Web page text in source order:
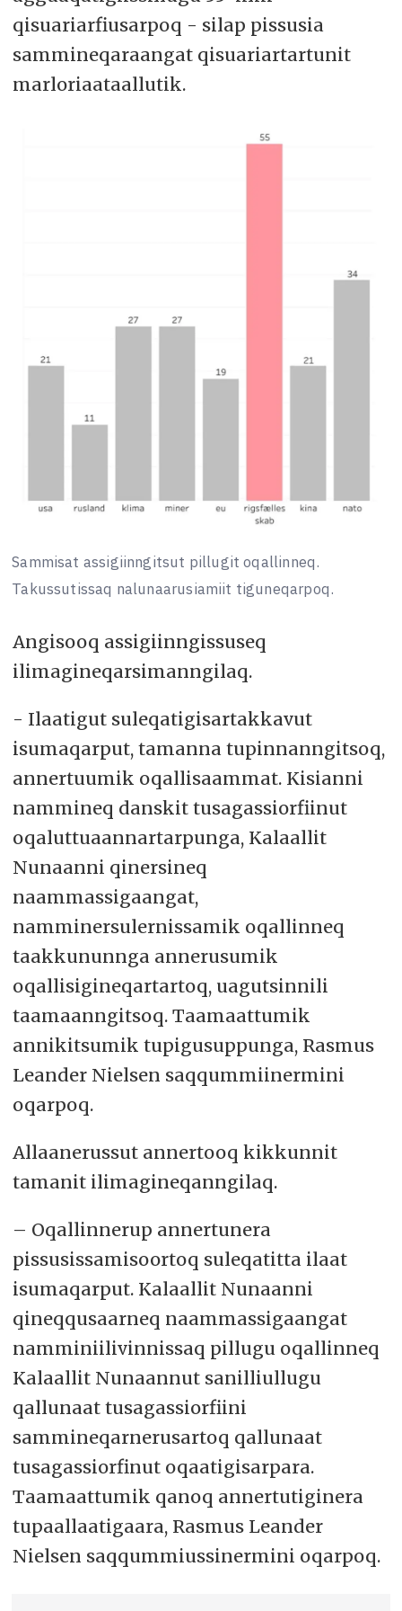
qisuariarfiusarpoq - silap pissusia
sammineqaraangat qisuariartartunit
marloriaataallutik.
Sammisat assigiinngitsut pillugit oqallinneq.
Takussutissaq nalunaarusiamiit tiguneqarpoq.
Angisooq assigiinngissuseq
ilimagineqarsimanngilaq.
- Ilaatigut suleqatigisartakkavut
isumaqarput, tamanna tupinnanngitsoq,
annertuumik oqallisaammat. Kisianni
nammineq danskit tusagassiorfiinut
oqaluttuaannartarpunga, Kalaallit
Nunaanni qinersineq
naammassigaangat,
namminersulernissamik oqallinneq
taakkununnga annerusumik
oqallisigineqartartoq, uagutsinnili
taamaanngitsoq. Taamaattumik
annikitsumik tupigusuppunga, Rasmus
Leander Nielsen saqqummiinermini
oqarpoq.
Allaanerussut annertooq kikkunnit
tamanit ilimagineqanngilaq.
– Oqallinnerup annertunera
pissusissamisoortoq suleqatitta ilaat
isumaqarput. Kalaallit Nunaanni
qineqqusaarneq naammassigaangat
namminiilivinnissaq pillugu oqallinneq
Kalaallit Nunaannut sanilliullugu
qallunaat tusagassiorfiini
sammineqarnerusartoq qallunaat
tusagassiorfinut oqaatigisarpara.
Taamaattumik qanoq annertutiginera
tupaallaatigaara, Rasmus Leander
Nielsen saqqummiussinermini oqarpoq.